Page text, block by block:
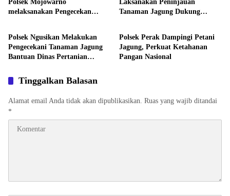
Polsek Mojowarno
melaksanakan Pengecekan
Laksanakan Peninjauan
Tanaman Jagung Dukung
Aktivitas
Polsek Ngusikan Melakukan
Pengecekani Tanaman Jagung
Bantuan Dinas Pertanian
Aktivitas
Polsek Perak Dampingi Petani
Jagung, Perkuat Ketahanan
Pangan Nasional
Tinggalkan Balasan
Alamat email Anda tidak akan dipublikasikan. Ruas yang wajib ditandai
*